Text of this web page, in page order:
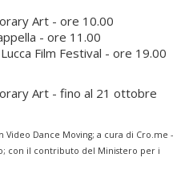
Art - ore 10.00
- ore 11.00
Film Festival - ore 19.00
Art - fino al 21 ottobre
Video Dance Moving; a cura di Cro.me -
con il contributo del Ministero per i